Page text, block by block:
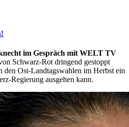
im Gespräch mit WELT TV
Schwarz-Rot dringend gestoppt
den Ost-Landtagswahlen im Herbst ein
Regierung ausgehen kann.